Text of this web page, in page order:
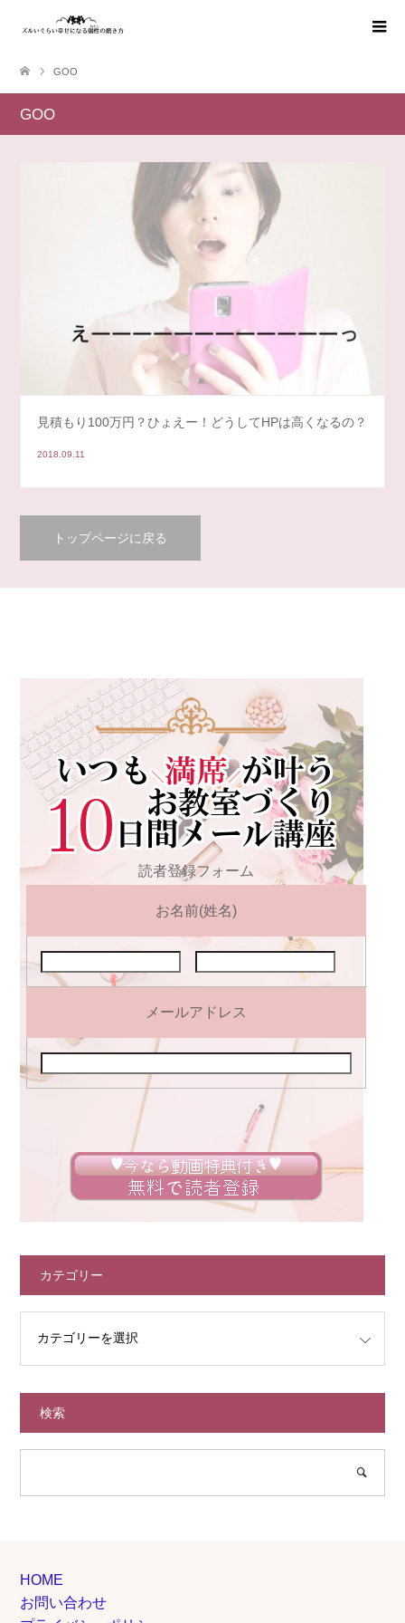
GOO
GOO
見積もり100万円？ひょえー！どうしてHPは高くなるの？
2018.09.11
トップページに戻る
読者登録フォーム
お名前(姓名)
メールアドレス
カテゴリー
検索
HOME
お問い合わせ